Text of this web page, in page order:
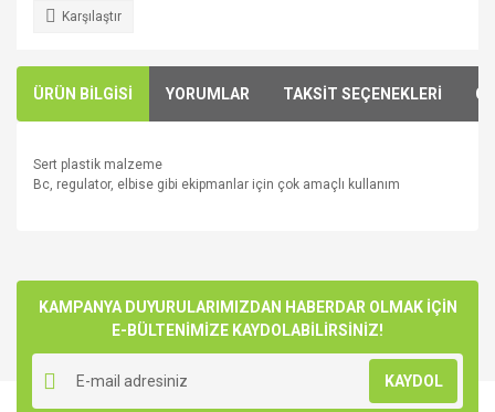
Karşılaştır
ÜRÜN BİLGİSİ YORUMLAR TAKSİT SEÇENEKLERİ
Sert plastik malzeme
Bc, regulator, elbise gibi ekipmanlar için çok amaçlı kullanım
Yorum Yaz
kullanarak tarafımıza iletebilirsiniz.
Görüş ve önerileriniz için teşekkür ederiz.
Ürün resmi kalitesiz, bozuk veya görüntülenemiyor.
Ürün açıklamasında eksik bilgiler bulunuyor.
KAMPANYA DUYURULARIMIZDAN HABERDAR OLMAK İÇİN
E-BÜLTENİMİZE KAYDOLABİLİRSİNİZ!
KAYDOL